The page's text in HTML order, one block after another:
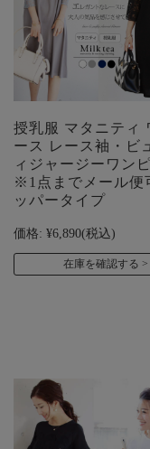
授乳服 マタニティ
ース レース袖・ビ
ィジャージーワン
※1点までメール便
ッパータイプ
価格: ¥6,890(税込)
在庫を確認する